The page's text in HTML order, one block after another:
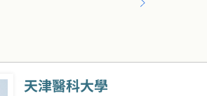
天津醫科大學